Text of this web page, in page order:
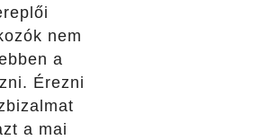
nem
a
Érezni
a mai